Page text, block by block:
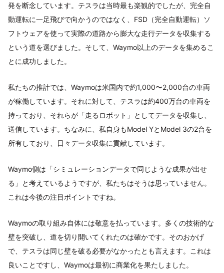
発を断念しています。テスラは当時最も楽観的でしたが、完全自
動運転に一足飛びで向かうのではなく、FSD（完全自動運転）ソ
フトウェアを使って実際の道路から膨大な走行データを収集する
という道を選びました。そして、Waymo以上のデータを集めるこ
とに成功しました。
私たちの推計では、Waymoは米国内で約1,000〜2,000台の車両
が稼働しています。それに対して、テスラは約400万台の車両を
持っており、それらが「走るロボット」としてデータを収集し、
送信しています。ちなみに、私自身もModel YとModel 3の2台を
所有しており、日々データ収集に貢献しています。
Waymo側は「シミュレーションデータで同じような成果が出せ
る」と考えているようですが、私たちはそうは思っていません。
これは今後の注目ポイントですね。
Waymoの取り組み自体には敬意を払っています。多くの技術的な
壁を突破し、道を切り開いてくれたのは確かです。そのおかげ
で、テスラは同じ壁を破る必要がなかったとも言えます。これは
良いことですし、Waymoは最初に商業化を果たしました。